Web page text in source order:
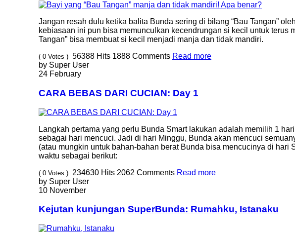
Jangan resah dulu ketika balita Bunda sering di bilang “Bau Tangan”
kebiasaan ini pun bisa memunculkan kecendrungan si kecil untuk terus
Tangan” bisa membuat si kecil menjadi manja dan tidak mandiri.
( 0 Votes ) 56388 Hits 1888 Comments Read more
by Super User
24 February
CARA BEBAS DARI CUCIAN: Day 1
Langkah pertama yang perlu Bunda Smart lakukan adalah memilih 1
sebagai hari mencuci. Jadi di hari Minggu, Bunda akan mencuci
(atau mungkin untuk bahan-bahan berat Bunda bisa mencucinya di
waktu sebagai berikut:
( 0 Votes ) 234630 Hits 2062 Comments Read more
by Super User
10 November
Kejutan kunjungan SuperBunda: Rumahku, Istanaku